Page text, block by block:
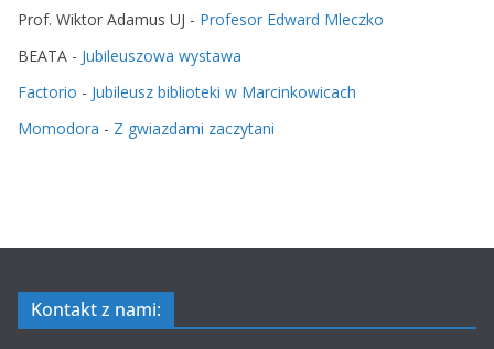
Prof. Wiktor Adamus UJ - Profesor Edward Mleczko
BEATA - Jubileuszowa wystawa
Factorio - Jubileusz biblioteki w Marcinkowicach
Momodora - Z gwiazdami zaczytani
Kontakt z nami: